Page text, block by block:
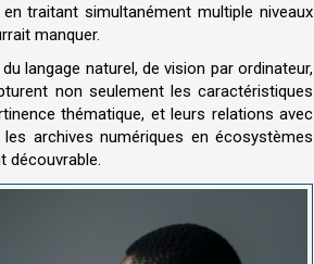
traitant simultanément multiple niveaux
manquer.
langage naturel, de vision par ordinateur,
non seulement les caractéristiques
thématique, et leurs relations avec
archives numériques en écosystèmes
découvrable.